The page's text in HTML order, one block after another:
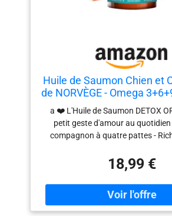
Huile de Saumon Chien et
de NORVÈGE - Omega
a ❤️ L'Huile de Saumon DETOX
petit geste d'amour au
compagnon à quatre pattes -
DHA, notre huile de saumon
efficacité prouvée 🐈 Les bénéfices
Saumon sont multiples :
immunitaire, protège les
santé cutanée pour une belle
18,99 €